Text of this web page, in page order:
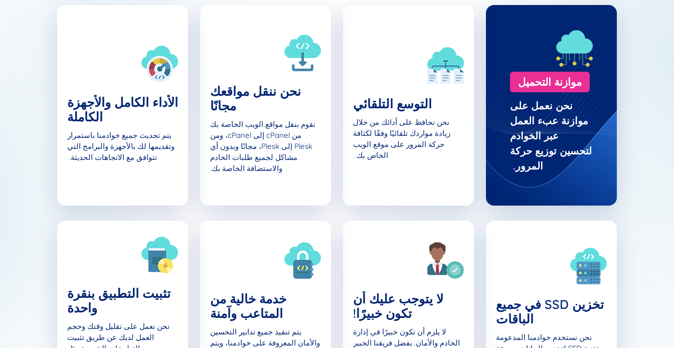
موازنة التحميل
نحن نعمل على
موازنة عبء العمل
عبر الخوادم
لتحسين توزيع حركة
المرور.
التوسع التلقائي
نحن نحافظ على أدائك من خلال
زيادة مواردك تلقائيًا وفقًا لكثافة
حركة المرور على موقع الويب
الخاص بك.
نحن ننقل مواقعك
مجانًا
نقوم بنقل مواقع الويب الخاصة بك
من cPanel إلى cPanel، ومن
Plesk إلى Plesk، مجانًا وبدون أي
مشاكل لجميع طلبات الخادم
والاستضافة الخاصة بك.
الأداء الكامل والأجهزة
الكاملة
يتم تحديث جميع خوادمنا باستمرار
وتقديمها لك بالأجهزة والبرامج التي
تتوافق مع الاتجاهات الحديثة.
تخزين SSD في جميع
الباقات
نحن نستخدم خوادمنا المدعومة
لا يتوجب عليك أن
تكون خبيرًا!
لا يلزم أن تكون خبيرًا في إدارة
الخادم والأمان. بفضل فريقنا الخبير
خدمة خالية من
المتاعب وآمنة
يتم تنفيذ جميع تدابير التحسين
والأمان المعروفة على خوادمنا، ويتم
تثبيت التطبيق بنقرة
واحدة
نحن نعمل على تقليل وقتك وحجم
العمل لديك عن طريق تثبيت